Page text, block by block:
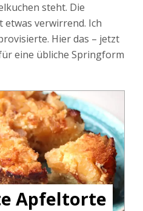
steht. Die
verwirrend. Ich
Hier das – jetzt
eine übliche Springform
Apfeltorte